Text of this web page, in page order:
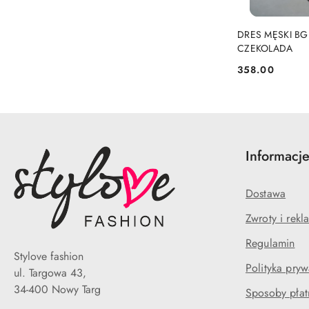
DRES MĘSKI
CZEKOLADA
Cena:
358.00
Stylove fashion
ul. Targowa 43,
34-400 Nowy Targ
Informacje
Dostawa
Zwroty i
Regulamin
Polityka
Sposoby